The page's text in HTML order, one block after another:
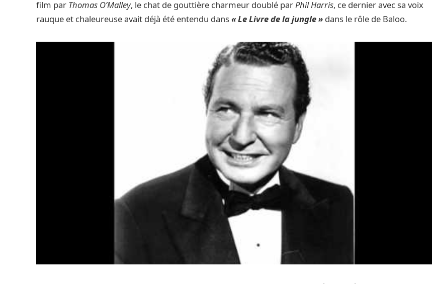
film par Thomas O’Malley, le chat de gouttière charmeur doublé par Phil Harris, ce dernier avec sa voix
rauque et chaleureuse avait déjà été entendu dans« Le Livre de la jungle » dans le rôle de Baloo.